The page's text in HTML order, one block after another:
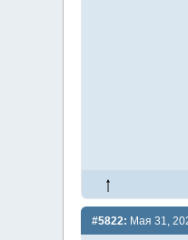
#5822: Мая 31,